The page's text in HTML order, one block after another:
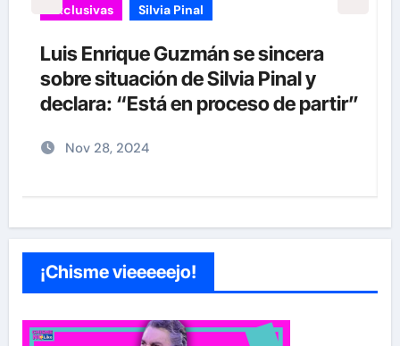
Exclusivas Silvia Pinal
Luis Enrique Guzmán se sincera
sobre situación de Silvia Pinal y
declara: “Está en proceso de partir”
Nov 28, 2024
¡Chisme vieeeeejo!